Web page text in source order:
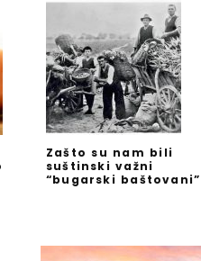
Zašto su nam bili
suštinski važni
“bugarski baštovani”